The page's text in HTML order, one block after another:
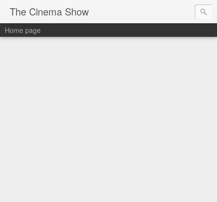
The Cinema Show
Home page